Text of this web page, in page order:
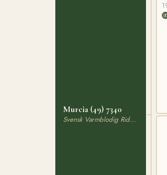
Murcia (49) 7340
Svensk Varmblodig Ridhäst